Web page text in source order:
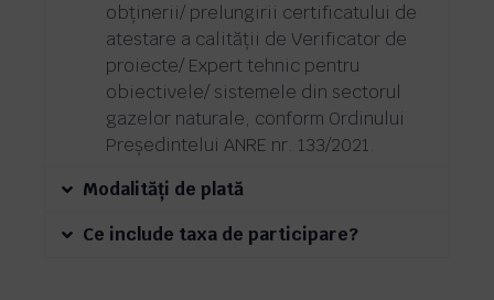
obținerii/ prelungirii certificatului de
atestare a calității de Verificator de
proiecte/ Expert tehnic pentru
obiectivele/ sistemele din sectorul
gazelor naturale, conform Ordinului
Președintelui ANRE nr. 133/2021.
Modalități de plată
Ce include taxa de participare?